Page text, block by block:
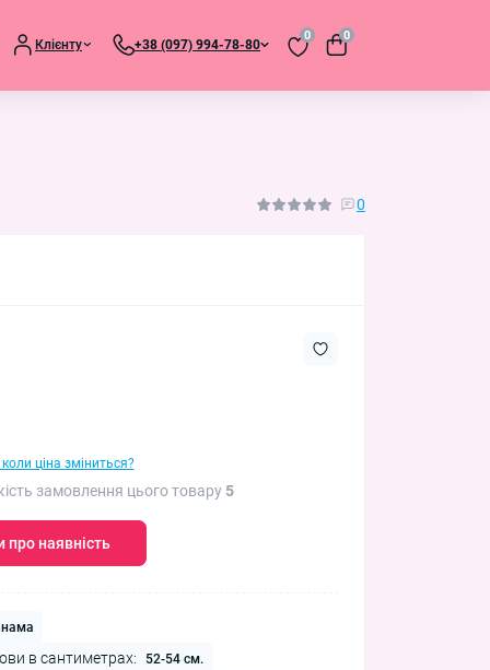
Клієнту +38 (097) 994-78-80
0 0
0
ціна зміниться?
замовлення цього товару 5
про наявність
в сантиметрах: 52-54 см.